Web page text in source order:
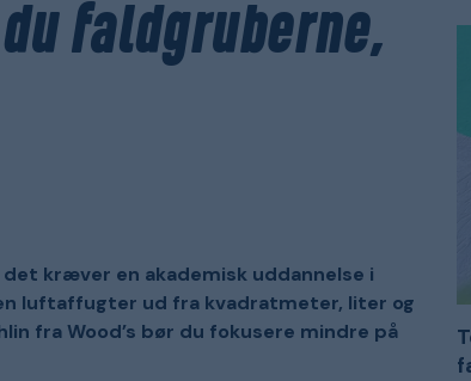
faldgruberne,
kræver en akademisk uddannelse i
luftaffugter ud fra kvadratmeter, liter og
fra Wood’s bør du fokusere mindre på